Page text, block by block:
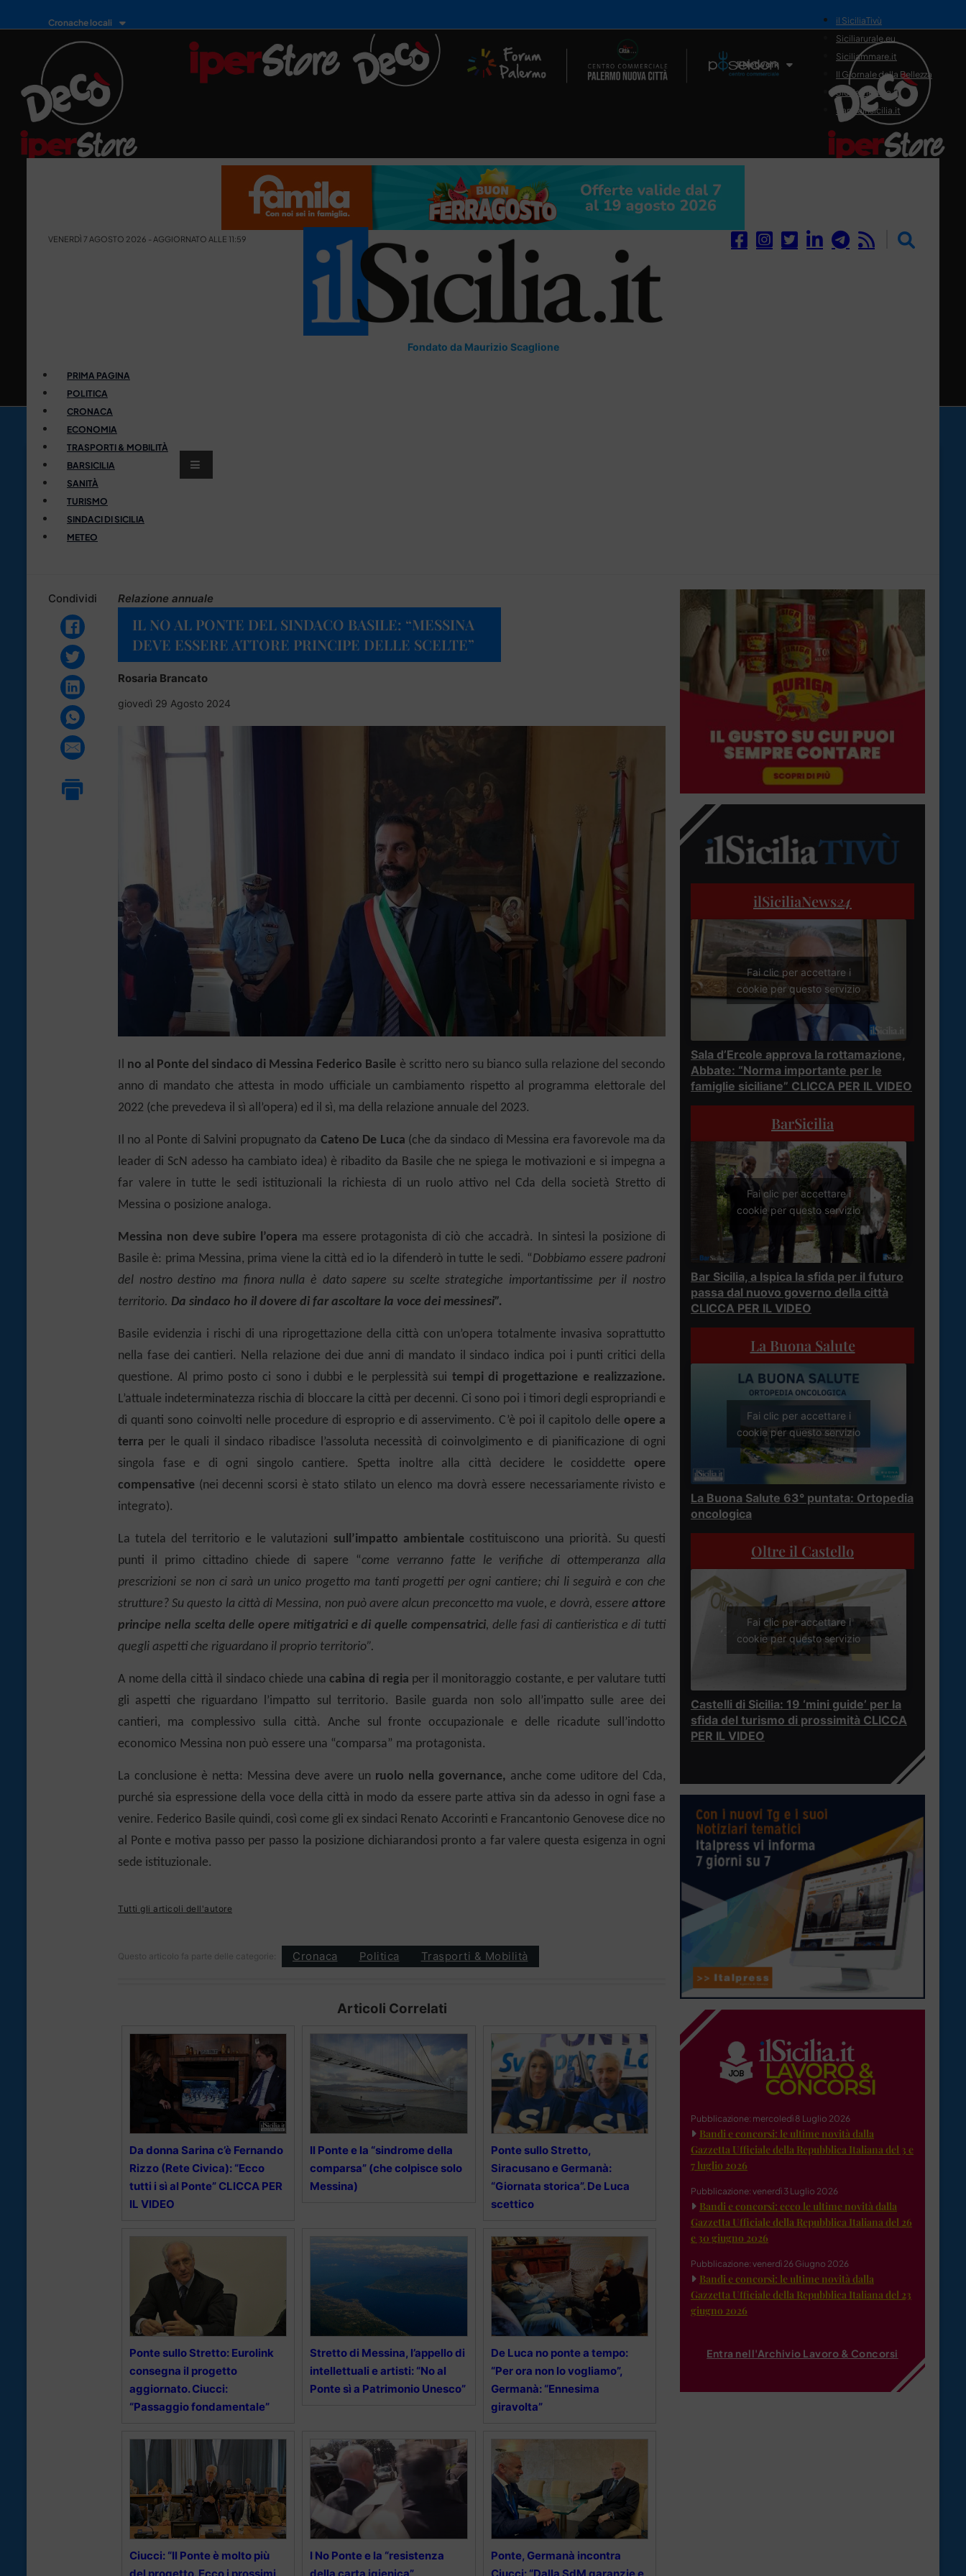
Cronache locali
Il Network
il SiciliaTivù
Siciliarurale.eu
Siciliammare.it
Il Giornale della Bellezza
Siciliamedica.it
Sanitainsicilia.it
VENERDÌ 7 AGOSTO 2026 - AGGIORNATO ALLE 11:59
Fondato da Maurizio Scaglione
PRIMA PAGINA
POLITICA
CRONACA
ECONOMIA
TRASPORTI & MOBILITÀ
BARSICILIA
SANITÀ
TURISMO
SINDACI DI SICILIA
METEO
Condividi Relazione annuale
IL NO AL PONTE DEL SINDACO BASILE: “MESSINA
DEVE ESSERE ATTORE PRINCIPE DELLE SCELTE”
Rosaria Brancato
giovedì 29 Agosto 2024
no al Ponte del sindaco di Messina Federico Basile è scritto nero su bianco sulla relazione del secondo
anno di mandato che attesta in modo ufficiale un cambiamento rispetto al programma elettorale del
2022 (che prevedeva il sì all’opera) ed il sì, ma della relazione annuale del 2023.
Il no al Ponte di Salvini propugnato da Cateno De Luca (che da sindaco di Messina era favorevole ma da
leader di ScN adesso ha cambiato idea) è ribadito da Basile che ne spiega le motivazioni e si impegna a
far valere in tutte le sedi istituzionali la richiesta di un ruolo attivo nel Cda della società Stretto di
Messina o posizione analoga.
Messina non deve subire l’opera ma essere protagonista di ciò che accadrà.
In sintesi la posizione di
Basile è: prima Messina, prima viene la città ed io la difenderò in tutte le sedi. “Dobbiamo essere padroni
del nostro destino ma finora nulla è dato sapere su scelte strategiche importantissime per il nostro
territorio. Da sindaco ho il dovere di far ascoltare la voce dei messinesi”.
Basile evidenzia i rischi di una riprogettazione della città con un’opera totalmente invasiva soprattutto
nella fase dei cantieri. Nella relazione dei due anni di mandato il sindaco indica poi i punti critici della
questione.Al primo posto ci sono i dubbi e le perplessità sui tempi di progettazione e realizzazione.
L’attuale indeterminatezza rischia di bloccare la città per decenni. Ci sono poi i timori degli espropriandi e
di quanti sono coinvolti nelle procedure di esproprio e di asservimento. C’è poi il capitolo delleopere a
terra per le quali il sindaco ribadisce l’assoluta necessità di coinvolgimento e di pianificazione di ogni
singola fase e di ogni singolo cantiere. Spetta inoltre alla città decidere le cosiddette opere
compensative (nei decenni scorsi è stato stilato un elenco ma dovrà essere necessariamente rivisto e
integrato).
La tutela del territorio e le valutazioni sull’impatto ambientalecostituiscono una priorità. Su questi
punti il primo cittadino chiede di sapere
“come verranno fatte le verifiche di ottemperanza alla
prescrizioni se non ci sarà un unico progetto ma tanti progetti per ogni cantiere; chi li seguirà e con che
strutture? Su questo la città di Messina, non può avere alcun preconcetto ma vuole, e dovrà, essere attore
principe nella scelta delle opere mitigatrici e di quelle compensatrici, delle fasi di cantieristica e di tutti
quegli aspetti che riguardano il proprio territorio”.
A nome della città il sindaco chiede unacabina di regia per il monitoraggio costante, e per valutaretutti
gli aspetti che riguardano l’impatto sul territorio.
Basile guarda non solo all’impatto sulle aree dei
cantieri, ma complessivo sulla città. Anche sul fronte occupazionale e delle ricadute sull’indotto
economico Messina non può essere una “comparsa” ma protagonista.
La conclusione è netta: Messina deve avere un ruolo nella governance, anche come uditore del Cda,
purché sia espressione della voce della città in modo da essere parte attiva sin da adesso in ogni fase a
venire. Federico Basile quindi, così come gli ex sindaci Renato Accorinti e Francantonio Genovese dice no
al Ponte e motiva passo per passo la posizione dichiarandosi pronto a far valere questa esigenza in ogni
sede istituzionale.
Tutti gli articoli dell'autore
Questo articolo fa parte delle categorie: Cronaca Politica Trasporti & Mobilità
Articoli Correlati
Da donna Sarina c’è Fernando
Rizzo (Rete Civica): “Ecco
tutti i sì al Ponte” CLICCA PER
IL VIDEO
Il Ponte e la “sindrome della
comparsa” (che colpisce solo
Messina)
Ponte sullo Stretto,
Siracusano e Germanà:
“Giornata storica”. De Luca
scettico
Ponte sullo Stretto: Eurolink
consegna il progetto
aggiornato. Ciucci:
“Passaggio fondamentale”
Stretto di Messina, l’appello di
intellettuali e artisti: “No al
Ponte sì a Patrimonio Unesco”
De Luca no ponte a tempo:
“Per ora non lo vogliamo”,
Germanà: “Ennesima
giravolta”
Ciucci: “Il Ponte è molto più
del progetto. Ecco i prossimi
I No Ponte e la “resistenza
della carta igienica”
Ponte, Germanà incontra
Ciucci: “Dalla SdM garanzie e
ilSiciliaNews24
Fai clic per accettare i
cookie per questo servizio
Sala d’Ercole approva la rottamazione,
Abbate: “Norma importante per le
famiglie siciliane” CLICCA PER IL VIDEO
BarSicilia
Fai clic per accettare i
cookie per questo servizio
Bar Sicilia, a Ispica la sfida per il futuro
passa dal nuovo governo della città
CLICCA PER IL VIDEO
La Buona Salute
Fai clic per accettare i
cookie per questo servizio
La Buona Salute 63° puntata: Ortopedia
oncologica
Oltre il Castello
Fai clic per accettare i
cookie per questo servizio
Castelli di Sicilia: 19 ‘mini guide’ per la
sfida del turismo di prossimità CLICCA
PER IL VIDEO
Pubblicazione: mercoledì 8 Luglio 2026
Bandi e concorsi: le ultime novità dalla
Gazzetta Ufficiale della Repubblica Italiana del 3 e
7 luglio 2026
Pubblicazione: venerdì 3 Luglio 2026
Bandi e concorsi: ecco le ultime novità dalla
Gazzetta Ufficiale della Repubblica Italiana del 26
e 30 giugno 2026
Pubblicazione: venerdì 26 Giugno 2026
Bandi e concorsi: le ultime novità dalla
Gazzetta Ufficiale della Repubblica Italiana del 23
giugno 2026
Entra nell'Archivio Lavoro & Concorsi